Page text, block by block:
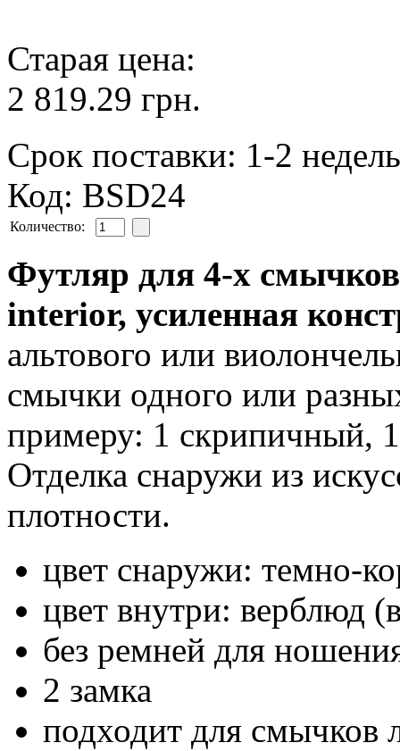
Старая цена:
2 819.29 грн.
Срок поставки: 1-2 недель
Код: BSD24
Количество:
Футляр для 4-х
interior, усиленная
альтового или
смычки одного или
примеру: 1 скрипичный,
Отделка снаружи из
плотности.
цвет снаружи: темно-
цвет внутри: верблюд
без ремней для
2 замка
подходит для смычков